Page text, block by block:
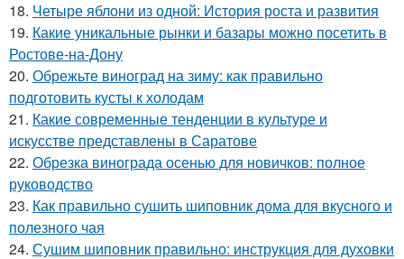
18. Четыре яблони из одной: История роста и развития
19. Какие уникальные рынки и базары можно посетить в
Ростове-на-Дону
20. Обрежьте виноград на зиму: как правильно
подготовить кусты к холодам
21. Какие современные тенденции в культуре и
искусстве представлены в Саратове
22. Обрезка винограда осенью для новичков: полное
руководство
23. Как правильно сушить шиповник дома для вкусного и
полезного чая
24. Сушим шиповник правильно: инструкция для духовки